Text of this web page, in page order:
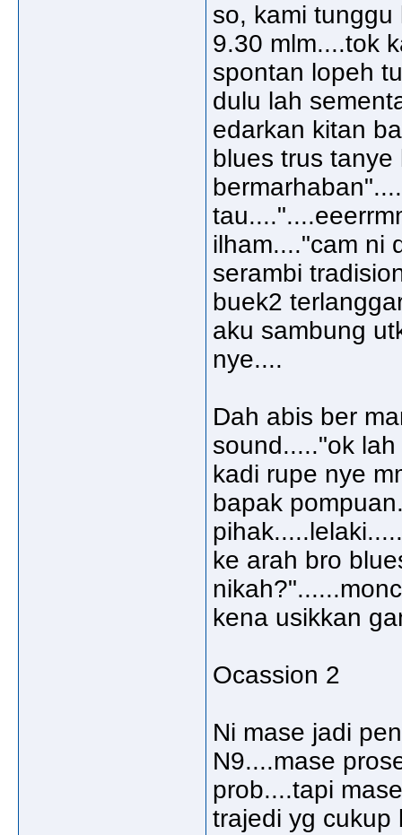
so, kami
9.30 mlm....tok
spontan lopeh
dulu lah
edarkan kitan
blues trus tanye
ilham...."cam ni
serambi
buek2
aku sambung
nye....
Dah abis ber
sound....."ok
kadi rupe nye
bapak
ke arah bro
kena usikkan
Ocassion 2
Ni mase jadi
N9....mase
prob....tapi
trajedi yg cukup